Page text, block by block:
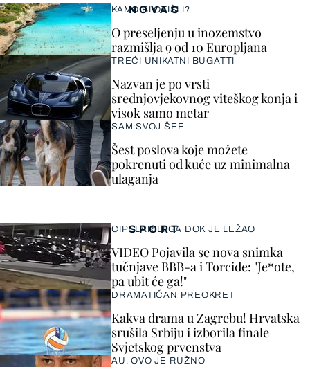
SPORT
CIPELARILI GA DOK JE LEŽAO
VIDEO Pojavila se nova snimka
tučnjave BBB-a i Torcide: "Je*ote,
pa ubit će ga!"
DRAMATIČAN PREOKRET
Kakva drama u Zagrebu! Hrvatska
srušila Srbiju i izborila finale
Svjetskog prvenstva
AU, OVO JE RUŽNO
NOVAC
KAMO BI OTIŠLI?
O preseljenju u inozemstvo
razmišlja 9 od 10 Europljana
TREĆI UNIKATNI BUGATTI
Nazvan je po vrsti
srednjovjekovnog viteškog konja i
visok samo metar
SAM SVOJ ŠEF
Šest poslova koje možete
pokrenuti od kuće uz minimalna
ulaganja